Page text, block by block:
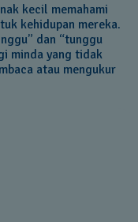
kecil memahami
kehidupan mereka.
dan “tunggu
minda yang tidak
atau mengukur